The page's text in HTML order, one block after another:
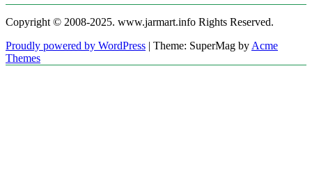
Copyright © 2008-2025. www.jarmart.info Rights Reserved.
Proudly powered by WordPress | Theme: SuperMag by Acme
Themes